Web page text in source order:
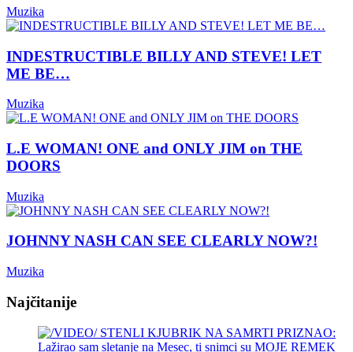
Muzika
INDESTRUCTIBLE BILLY AND STEVE! LET
ME BE…
Muzika
L.E WOMAN! ONE and ONLY JIM on THE
DOORS
Muzika
JOHNNY NASH CAN SEE CLEARLY NOW?!
Muzika
Najčitanije